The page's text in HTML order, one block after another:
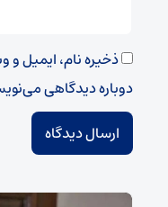
ذخیره نام، ایمیل و
دوباره دیدگاهی